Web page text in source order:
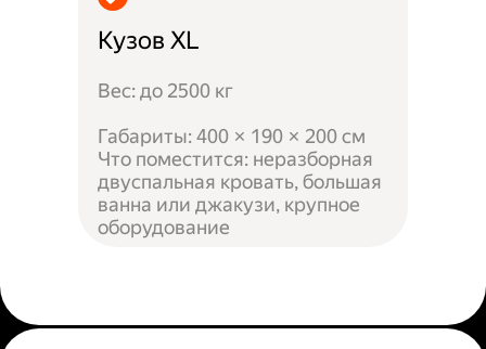
Кузов XL
Вес: до 2500 кг
Габариты: 400 × 190 × 200 см
Что поместится: неразборная
двуспальная кровать, большая
ванна или джакузи, крупное
оборудование